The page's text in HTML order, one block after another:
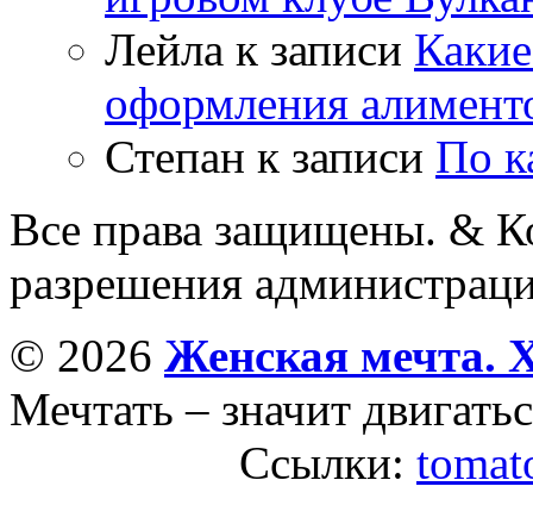
Лейла к записи
оформления
Степан к записи По
Все права защищены. &
разрешения
© 2026 Женская мечта.
Мечтать – значит
Ссылки: